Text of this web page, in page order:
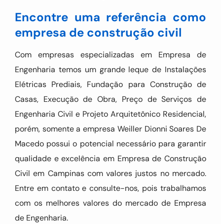
Encontre uma referência como
empresa de construção civil
Com empresas especializadas em Empresa de
Engenharia temos um grande leque de Instalações
Elétricas Prediais, Fundação para Construção de
Casas, Execução de Obra, Preço de Serviços de
Engenharia Civil e Projeto Arquitetônico Residencial,
porém, somente a empresa Weiller Dionni Soares De
Macedo possui o potencial necessário para garantir
qualidade e excelência em Empresa de Construção
Civil em Campinas com valores justos no mercado.
Entre em contato e consulte-nos, pois trabalhamos
com os melhores valores do mercado de Empresa
de Engenharia.